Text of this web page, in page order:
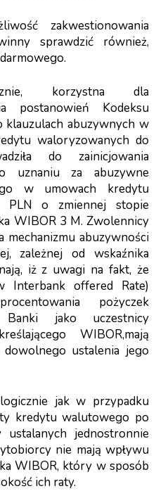
zakwestionowania
sprawdzić również,
.
korzystna dla
postanowień Kodeksu
abuzywnych w
waloryzowanych do
do zainicjowania
uznaniu za abuzywne
w umowach kredytu
PLN o zmiennej stopie
WIBOR 3 M. Zwolennicy
mechanizmu abuzywności
zależnej od wskaźnika
iż z uwagi na fakt, że
Interbank offered Rate)
pożyczek
Banki jako uczestnicy
WIBOR,mają
ustalenia jego
jak w przypadku
kredytu walutowego po
ustalanych jednostronnie
nie mają wpływu
WIBOR, który w sposób
ich raty.